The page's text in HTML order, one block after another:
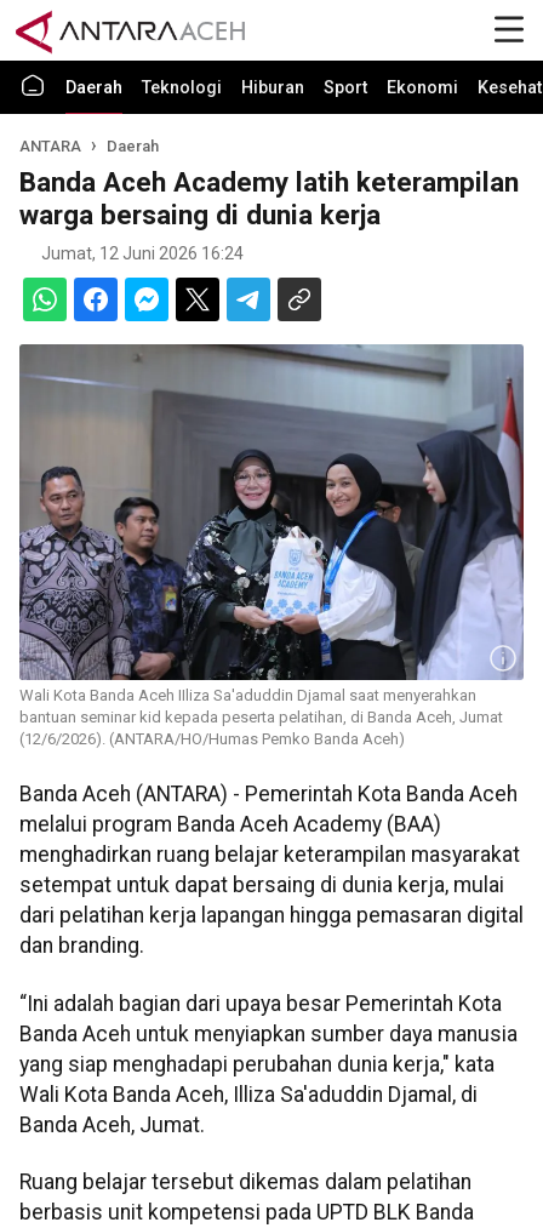
Daerah Teknologi Hiburan Sport Ekonomi
ANTARA Daerah
Banda Aceh Academy latih keterampilan
warga bersaing di dunia kerja
Jumat, 12 Juni 2026 16:24
Wali Kota Banda Aceh IIliza Sa'aduddin Djamal saat menyerahkan
bantuan seminar kid kepada peserta pelatihan, di Banda Aceh, Jumat
(12/6/2026). (ANTARA/HO/Humas Pemko Banda Aceh)
Banda Aceh (ANTARA) - Pemerintah Kota Banda Aceh
melalui program Banda Aceh Academy (BAA)
menghadirkan ruang belajar keterampilan masyarakat
setempat untuk dapat bersaing di dunia kerja, mulai
dari pelatihan kerja lapangan hingga pemasaran digital
dan branding.
“Ini adalah bagian dari upaya besar Pemerintah Kota
Banda Aceh untuk menyiapkan sumber daya manusia
yang siap menghadapi perubahan dunia kerja," kata
Wali Kota Banda Aceh, Illiza Sa'aduddin Djamal, di
Banda Aceh, Jumat.
Ruang belajar tersebut dikemas dalam pelatihan
berbasis unit kompetensi pada UPTD BLK Banda